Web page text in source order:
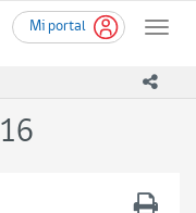
Mi portal
Toggle